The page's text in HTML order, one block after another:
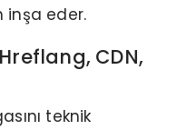
inşa eder.
CDN,
teknik